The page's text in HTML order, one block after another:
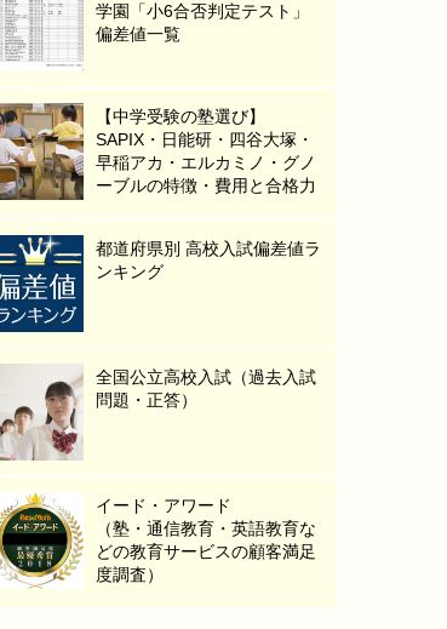
学園「小6合否判定テスト」
偏差値一覧
【中学受験の塾選び】
SAPIX・日能研・四谷大塚・
早稲アカ・エルカミノ・グノ
ーブルの特徴・費用と合格力
都道府県別 高校入試偏差値ラ
ンキング
全国公立高校入試（過去入試
問題・正答）
イード・アワード
（塾・通信教育・英語教育な
どの教育サービスの顧客満足
度調査）